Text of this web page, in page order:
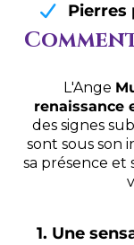
Pierres
L'Ange
renaissance
des signes
sont sous son
sa présence et
1. Une